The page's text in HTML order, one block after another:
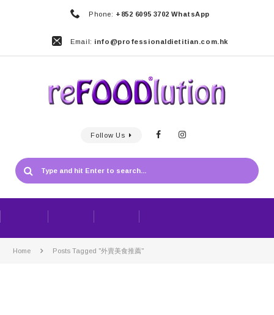
Phone: +852 6095 3702 WhatsApp
Email: info@professionaldietitian.com.hk
Follow Us
Home Posts Tagged "外賣美食推薦"